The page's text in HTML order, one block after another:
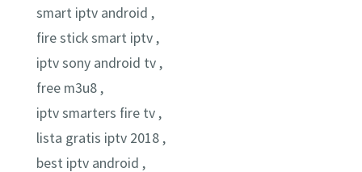
smart iptv android ,
fire stick smart iptv ,
iptv sony android tv ,
free m3u8 ,
iptv smarters fire tv ,
lista gratis iptv 2018 ,
best iptv android ,